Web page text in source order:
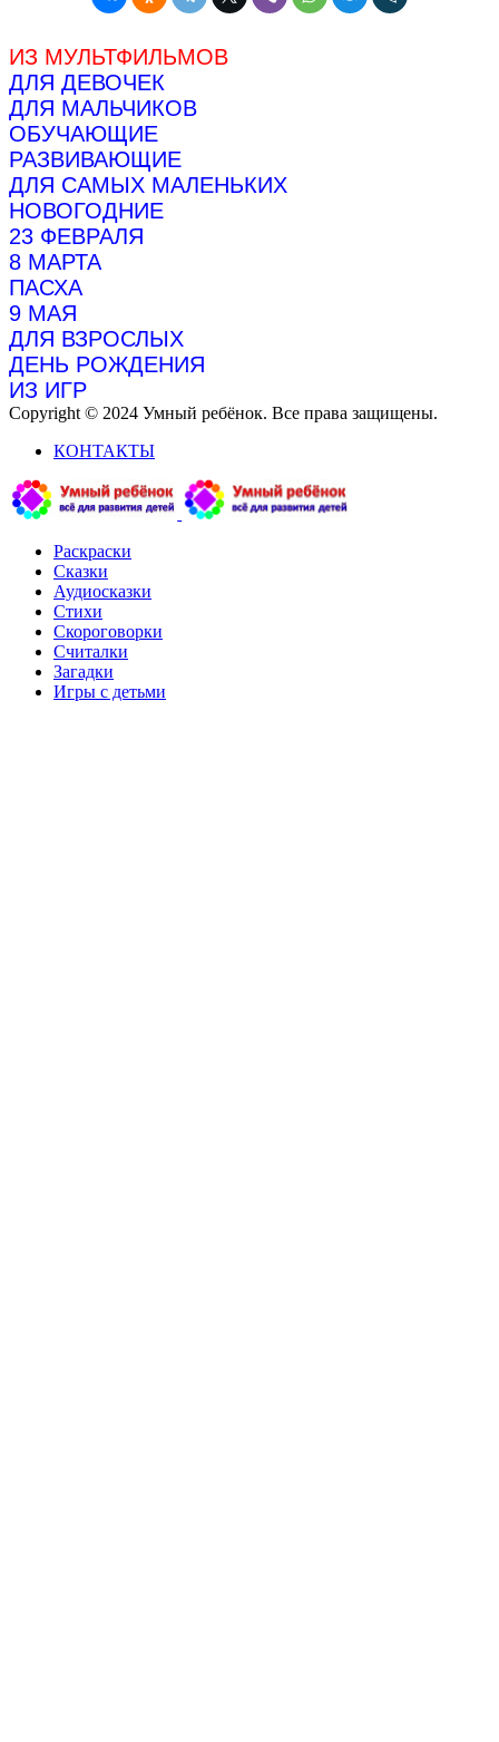
ИЗ МУЛЬТФИЛЬМОВ
ДЛЯ ДЕВОЧЕК
ДЛЯ МАЛЬЧИКОВ
ОБУЧАЮЩИЕ
РАЗВИВАЮЩИЕ
ДЛЯ САМЫХ МАЛЕНЬКИХ
НОВОГОДНИЕ
23 ФЕВРАЛЯ
8 МАРТА
ПАСХА
9 МАЯ
ДЛЯ ВЗРОСЛЫХ
ДЕНЬ РОЖДЕНИЯ
ИЗ ИГР
Copyright © 2024 Умный ребёнок. Все права защищены.
КОНТАКТЫ
Раскраски
Сказки
Аудиосказки
Стихи
Скороговорки
Считалки
Загадки
Игры с детьми